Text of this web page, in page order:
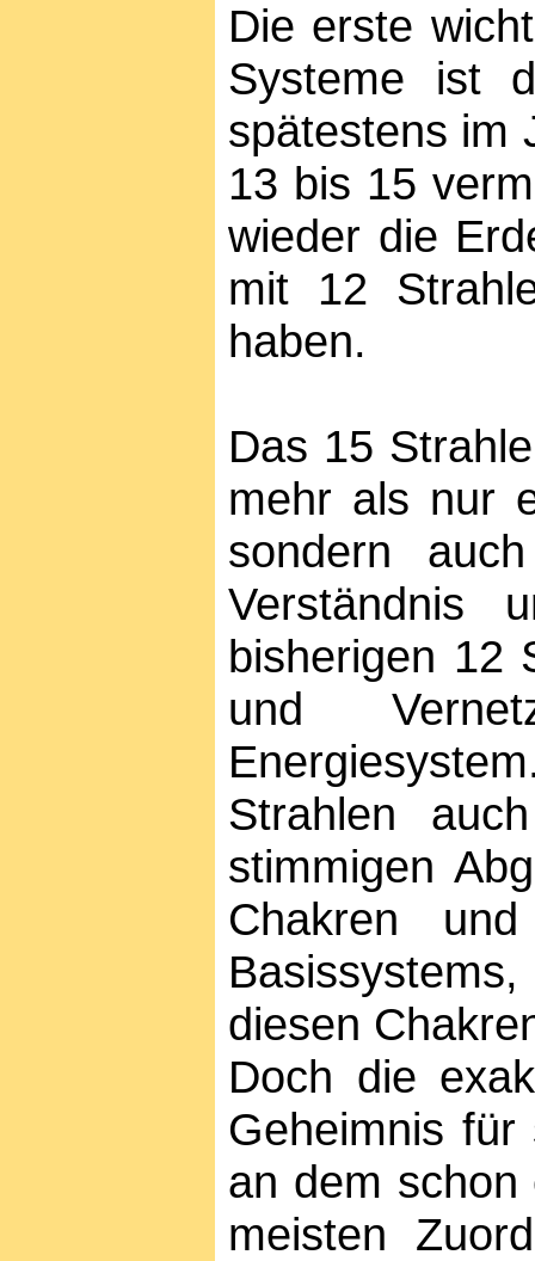
Die erste
Systeme ist
spätestens im
13 bis 15
wieder die
mit 12
haben.
Das 15
mehr als nur
sondern
Verständnis
bisherigen 12
und
Strahlen
stimmigen
Chakren
diesen
Doch die
Geheimnis
an dem schon
meisten